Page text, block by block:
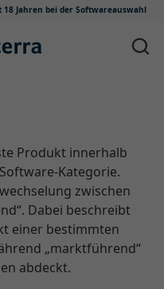
18 Jahren bei der Softwareauswahl
Produkt innerhalb
Kategorie.
zwischen
Dabei beschreibt
einer bestimmten
„marktführend“
abdeckt.